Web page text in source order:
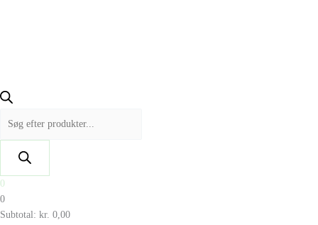
0
0
Subtotal: kr. 0,00